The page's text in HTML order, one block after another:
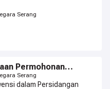
Serang
Permohonan
Serang
dalam Persidangan